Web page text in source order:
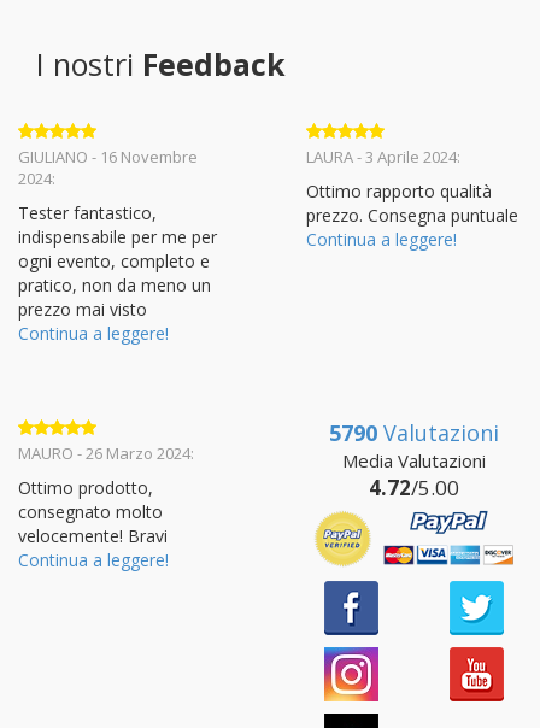
I nostri Feedback
Valutato 5
su 5
GIULIANO - 16 Novembre
2024:
Tester fantastico,
indispensabile per me per
ogni evento, completo e
pratico, non da meno un
prezzo mai visto
Continua a leggere!
Valutato 5
LAURA - 3 Aprile 2024:
Ottimo rapporto qualità
prezzo. Consegna puntuale
Continua a leggere!
Valutato5
MAURO - 26 Marzo 2024:
Ottimo prodotto,
consegnato molto
velocemente! Bravi
Continua a leggere!
5790 Valutazioni
Media Valutazioni
4.72/5.00